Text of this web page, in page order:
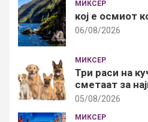
МИКСЕР
кој е осмиот
06/08/2026
МИКСЕР
Три раси на
сметаат за
05/08/2026
МИКСЕР